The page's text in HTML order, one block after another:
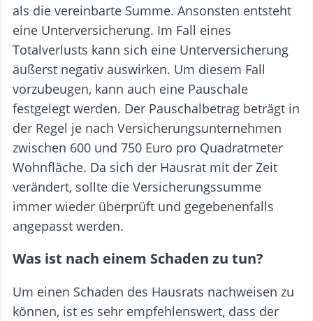
als die vereinbarte Summe. Ansonsten entsteht
eine Unterversicherung. Im Fall eines
Totalverlusts kann sich eine Unterversicherung
äußerst negativ auswirken. Um diesem Fall
vorzubeugen, kann auch eine Pauschale
festgelegt werden. Der Pauschalbetrag beträgt in
der Regel je nach Versicherungsunternehmen
zwischen 600 und 750 Euro pro Quadratmeter
Wohnfläche. Da sich der Hausrat mit der Zeit
verändert, sollte die Versicherungssumme
immer wieder überprüft und gegebenenfalls
angepasst werden.
Was ist nach einem Schaden zu tun?
Um einen Schaden des Hausrats nachweisen zu
können, ist es sehr empfehlenswert, dass der